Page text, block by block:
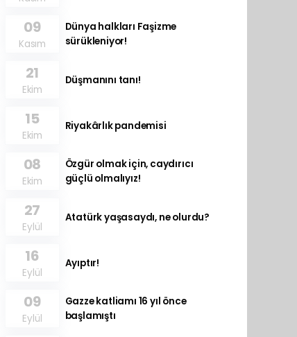
09
Kasım
Dünya halkları Faşizme
sürükleniyor!
21
Ekim
Düşmanını tanı!
15
Ekim
Riyakârlık pandemisi
08
Ekim
Özgür olmak için, caydırıcı
güçlü olmalıyız!
27
Eylül
Atatürk yaşasaydı, ne olurdu?
16
Eylül
Ayıptır!
09
Eylül
Gazze katliamı 16 yıl önce
başlamıştı